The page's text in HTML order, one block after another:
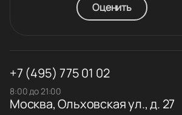
Оценить
+7 (495) 775 01 02
8:00 до 21:00
Москва, Ольховская ул., д. 27